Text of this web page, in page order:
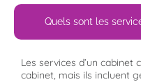
Quels sont les
Les services d’un
cabinet, mais ils incluent